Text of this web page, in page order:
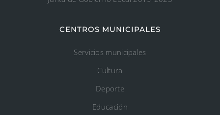
CENTROS MUNICIPALES
Servicios municipales
Cultura
Deporte
Educación